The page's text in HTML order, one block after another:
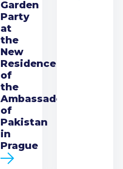
Garden
Party
at
the
New
Residence
of
the
Ambassador
of
Pakistan
in
Prague